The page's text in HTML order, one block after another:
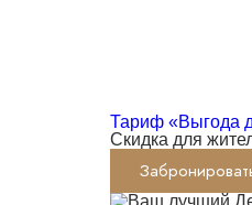
Тариф «Выгода
Скидка для